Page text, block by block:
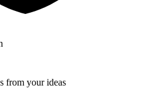
from your ideas